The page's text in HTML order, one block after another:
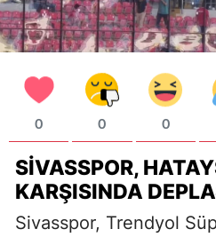
0 0 0
SIVASSPOR,
KARŞISINDA
Sivasspor, Trendyol